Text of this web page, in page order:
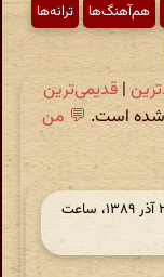
هم‌آهنگ‌ها
ترانه‌ها
| قدیمی‌ترین
💬 من
در ‫۱۵ سال و ۸ ماه قبل، شنبه ۲۰ آذر ۱۳۸۹، ساعت